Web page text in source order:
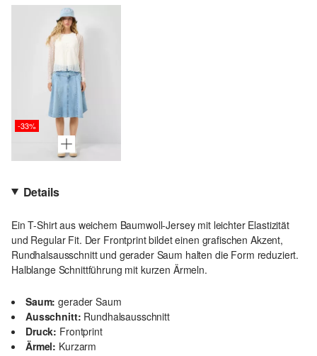
-33%
Details
Ein T-Shirt aus weichem Baumwoll-Jersey mit leichter Elastizität
und Regular Fit. Der Frontprint bildet einen grafischen Akzent,
Rundhalsausschnitt und gerader Saum halten die Form reduziert.
Halblange Schnittführung mit kurzen Ärmeln.
Saum: gerader Saum
Ausschnitt: Rundhalsausschnitt
Druck: Frontprint
Ärmel: Kurzarm